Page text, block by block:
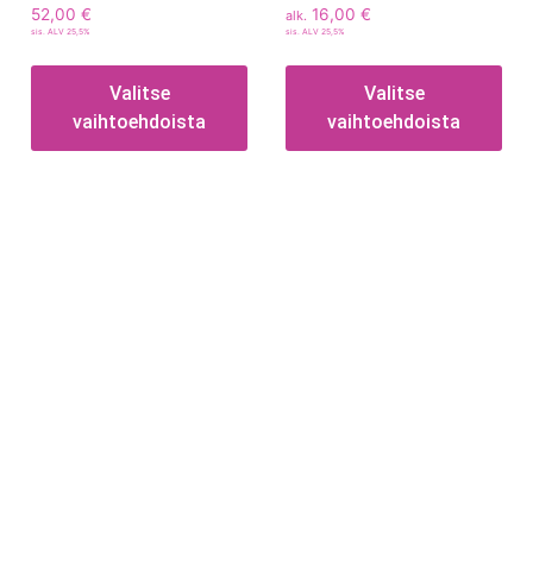
52,00 €
sis. ALV 25,5%
Valitse
vaihtoehdoista
alk. 16,00 €
sis. ALV 25,5%
Valitse
vaihtoehdoista